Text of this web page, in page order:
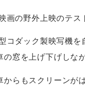
の野外上映のテス
コダック製映写機を
窓を上げ下げしな
らもスクリーンが